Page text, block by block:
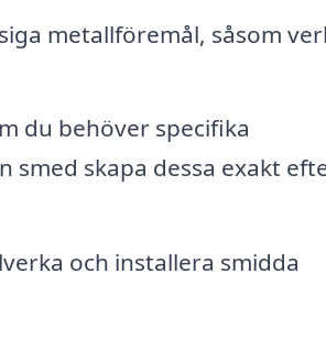
metallföremål, såsom
du behöver specifika
smed skapa dessa exakt
och installera smidda